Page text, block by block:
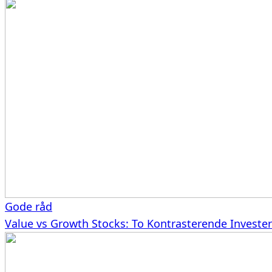
Gode råd
Value vs Growth Stocks: To Kontrasterende